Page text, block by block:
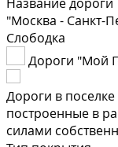
"Москва - Санкт-
Слободка
Дороги "Мой
Дороги в
построенные в
силами